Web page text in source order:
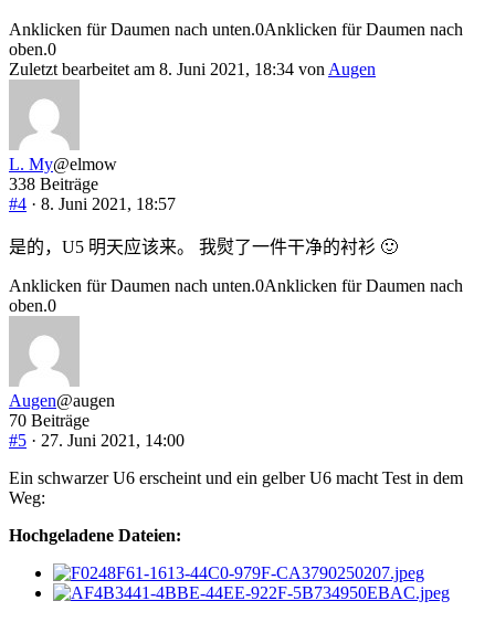
Anklicken für Daumen nach unten.0Anklicken für Daumen nach
oben.0
Zuletzt bearbeitet am 8. Juni 2021, 18:34 von Augen
L. My@elmow
338 Beiträge
#4 · 8. Juni 2021, 18:57
是的，U5 明天应该来。 我熨了一件干净的衬衫 🙂
Anklicken für Daumen nach unten.0Anklicken für Daumen nach
oben.0
Augen@augen
70 Beiträge
#5 · 27. Juni 2021, 14:00
Ein schwarzer U6 erscheint und ein gelber U6 macht Test in dem
Weg:
Hochgeladene Dateien: